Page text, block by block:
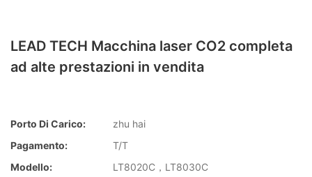
LEAD TECH Macchina laser CO2 completa
ad alte prestazioni in vendita
Porto Di Carico:
zhu hai
Pagamento:
T/T
Modello:
LT8020C，LT8030C